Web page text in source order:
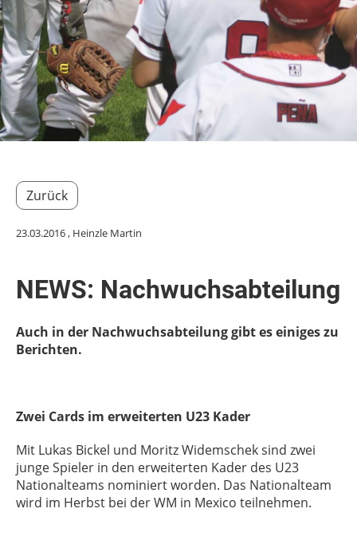
Zurück
23.03.2016, Heinzle Martin
NEWS: Nachwuchsabteilung
Auch in der Nachwuchsabteilung gibt es einiges zu
Berichten.
Zwei Cards im erweiterten U23 Kader
Mit Lukas Bickel und Moritz Widemschek sind zwei
junge Spieler in den erweiterten Kader des U23
Nationalteams nominiert worden. Das Nationalteam
wird im Herbst bei der WM in Mexico teilnehmen.